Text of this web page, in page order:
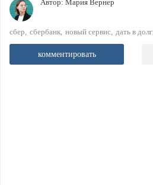
Автор: Мария Вернер
сбер сбербанк новый сервис дать в долг
комментировать